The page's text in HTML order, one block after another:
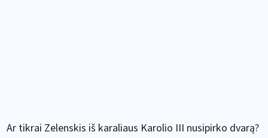
Ar tikrai Zelenskis iš karaliaus Karolio III nusipirko dvarą?